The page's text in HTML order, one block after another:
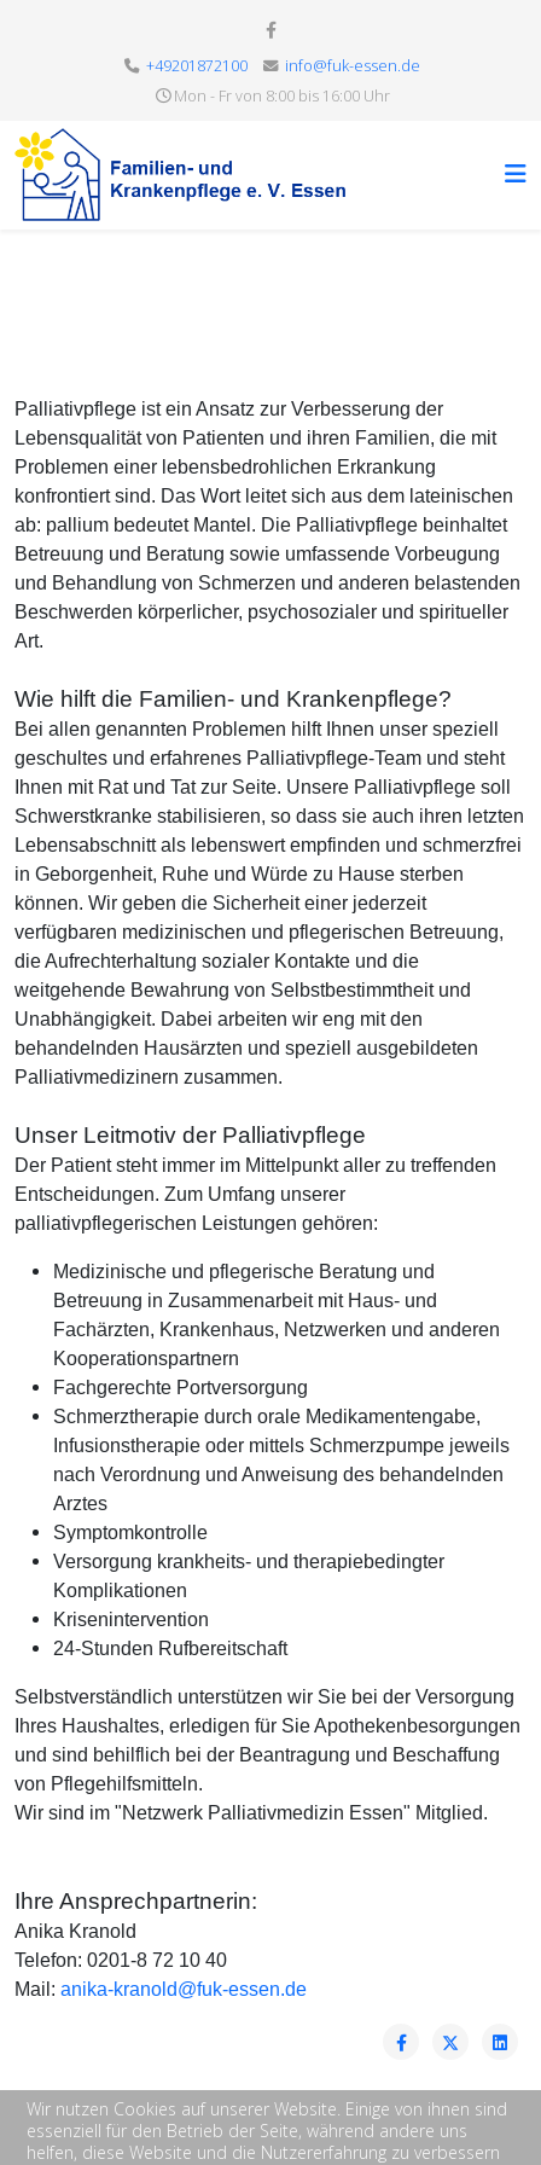
+49201872100
info@fuk-essen.de
Mon - Fr von 8:00 bis 16:00 Uhr
Palliativpflege ist ein Ansatz zur Verbesserung der
Lebensqualität von Patienten und ihren Familien, die mit
Problemen einer lebensbedrohlichen Erkrankung
konfrontiert sind. Das Wort leitet sich aus dem lateinischen
ab: pallium bedeutet Mantel. Die Palliativpflege beinhaltet
Betreuung und Beratung sowie umfassende Vorbeugung
und Behandlung von Schmerzen und anderen belastenden
Beschwerden körperlicher, psychosozialer und spiritueller
Art.
Wie hilft die Familien- und Krankenpflege?
Bei allen genannten Problemen hilft Ihnen unser speziell
geschultes und erfahrenes Palliativpflege-Team und steht
Ihnen mit Rat und Tat zur Seite. Unsere Palliativpflege soll
Schwerstkranke stabilisieren, so dass sie auch ihren letzten
Lebensabschnitt als lebenswert empfinden und schmerzfrei
in Geborgenheit, Ruhe und Würde zu Hause sterben
können. Wir geben die Sicherheit einer jederzeit
verfügbaren medizinischen und pflegerischen Betreuung,
die Aufrechterhaltung sozialer Kontakte und die
weitgehende Bewahrung von Selbstbestimmtheit und
Unabhängigkeit. Dabei arbeiten wir eng mit den
behandelnden Hausärzten und speziell ausgebildeten
Palliativmedizinern zusammen.
Unser Leitmotiv der Palliativpflege
Der Patient steht immer im Mittelpunkt aller zu treffenden
Entscheidungen. Zum Umfang unserer
palliativpflegerischen Leistungen gehören:
Medizinische und pflegerische Beratung und
Betreuung in Zusammenarbeit mit Haus- und
Fachärzten, Krankenhaus, Netzwerken und anderen
Kooperationspartnern
Fachgerechte Portversorgung
Schmerztherapie durch orale Medikamentengabe,
Infusionstherapie oder mittels Schmerzpumpe jeweils
nach Verordnung und Anweisung des behandelnden
Arztes
Symptomkontrolle
Versorgung krankheits- und therapiebedingter
Komplikationen
Krisenintervention
24-Stunden Rufbereitschaft
Selbstverständlich unterstützen wir Sie bei der Versorgung
Ihres Haushaltes, erledigen für Sie Apothekenbesorgungen
und sind behilflich bei der Beantragung und Beschaffung
von Pflegehilfsmitteln.
Wir sind im "Netzwerk Palliativmedizin Essen" Mitglied.
Ihre Ansprechpartnerin:
Anika Kranold
Telefon: 0201-8 72 10 40
Mail: anika-kranold@fuk-essen.de
Wir nutzen Cookies auf unserer Website. Einige von ihnen sind
essenziell für den Betrieb der Seite, während andere uns
helfen, diese Website und die Nutzererfahrung zu verbessern